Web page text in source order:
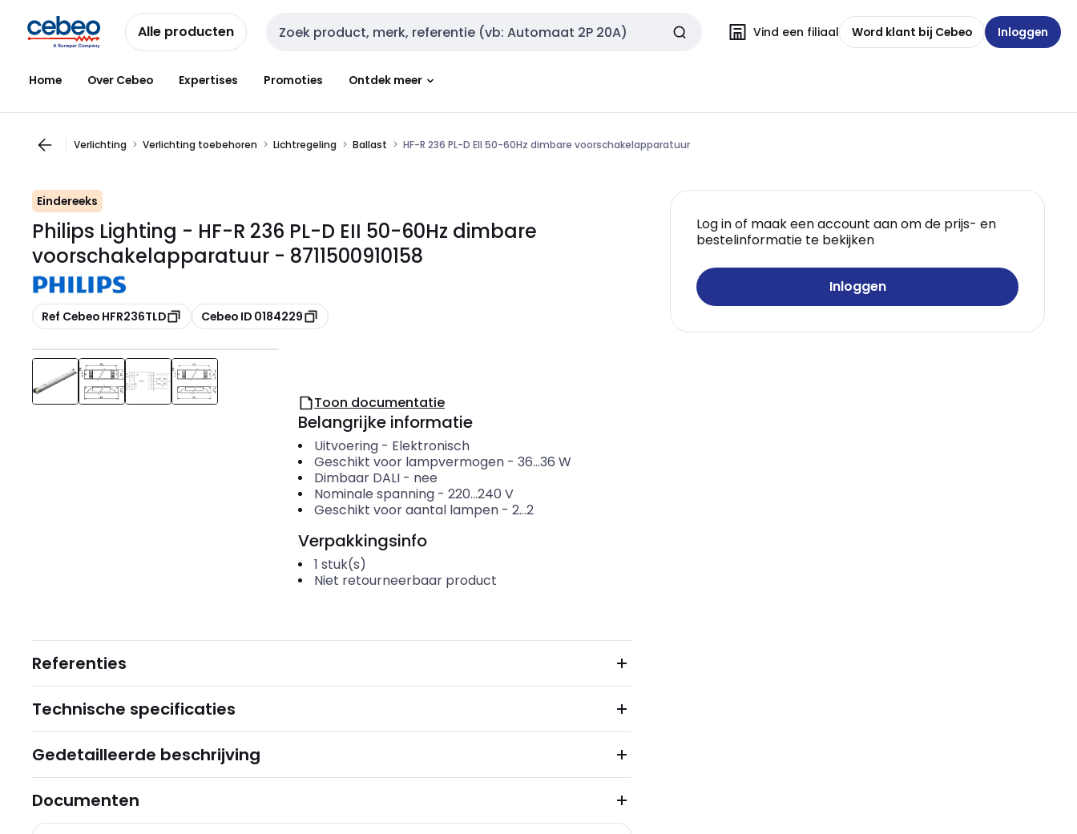
naar
navigatie
naar
inhoud
Alle producten Zoekveld invoer Vind een filiaal Word klant bij Cebeo Inloggen
Home Over Cebeo Expertises Promoties Ontdek meer
Verlichting Verlichting toebehoren Lichtregeling Ballast HF-R 236 PL-D EII 50-60Hz dimbare voorschakelapparatuur
Eindereeks
Philips Lighting - HF-R 236 PL-D EII 50-60Hz dimbare
voorschakelapparatuur - 8711500910158
Kopiëren
Ref Cebeo HFR236TLD Kopiëren
Cebeo ID 0184229
Log in of maak een account aan om de prijs- en
bestelinformatie te bekijken
Inloggen
Toon documentatie
Belangrijke informatie
Uitvoering- Elektronisch
Geschikt voor lampvermogen- 36...36 W
Dimbaar DALI- nee
Nominale spanning- 220...240 V
Geschikt voor aantal lampen- 2...2
Verpakkingsinfo
1 stuk(s)
Niet retourneerbaar product
Referenties
Technische specificaties
Gedetailleerde beschrijving
Documenten